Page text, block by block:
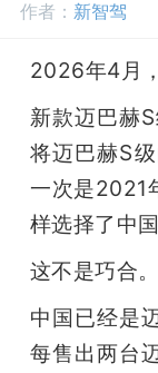
公
开
活
作者： 新智驾
2026年4月
新款迈巴赫
将迈巴赫S
一次是2021
样选择了中国
这不是巧合。
中国已经是
每售出两台